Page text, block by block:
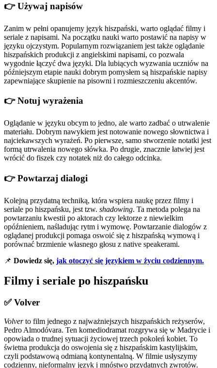
👉 Używaj napisów
Zanim w pełni opanujemy język hiszpański, warto oglądać filmy i
seriale z napisami. Na początku nauki warto postawić na napisy w
języku ojczystym. Popularnym rozwiązaniem jest także oglądanie
hiszpańskich produkcji z angielskimi napisami, co pozwala
wygodnie łączyć dwa języki. Dla lubiących wyzwania uczniów na
późniejszym etapie nauki dobrym pomysłem są hiszpańskie napisy
zapewniające skupienie na pisowni i rozmieszczeniu akcentów.
👉 Notuj wyrażenia
Oglądanie w języku obcym to jedno, ale warto zadbać o utrwalenie
materiału. Dobrym nawykiem jest notowanie nowego słownictwa i
najciekawszych wyrażeń. Po pierwsze, samo stworzenie notatki jest
formą utrwalenia nowego słówka. Po drugie, znacznie łatwiej jest
wrócić do fiszek czy notatek niż do całego odcinka.
👉 Powtarzaj dialogi
Kolejną przydatną techniką, która wspiera naukę przez filmy i
seriale po hiszpańsku, jest tzw. shadowing. Ta metoda polega na
powtarzaniu kwestii po aktorach czy lektorze z niewielkim
opóźnieniem, naśladując rytm i wymowę. Powtarzanie dialogów z
oglądanej produkcji pomaga oswoić się z hiszpańską wymową i
porównać brzmienie własnego głosu z native speakerami.
📌 Dowiedz się, jak otoczyć się językiem w życiu codziennym.
Filmy i seriale po hiszpańsku
✅ Volver
Volverto film jednego z najważniejszych hiszpańskich reżyserów,
Pedro Almodóvara. Ten komediodramat rozgrywa się w Madrycie i
opowiada o trudnej sytuacji życiowej trzech pokoleń kobiet. To
świetna produkcja do oswojenia się z hiszpańskim kastylijskim,
czyli podstawową odmianą kontynentalną. W filmie usłyszymy
codzienny, nieformalny język i mnóstwo przydatnych zwrotów.